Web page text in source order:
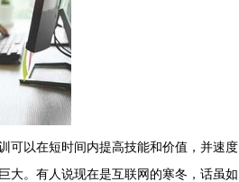
以在短时间内提高技能和价值，并速度
大。有人说现在是互联网的寒冬，话虽如